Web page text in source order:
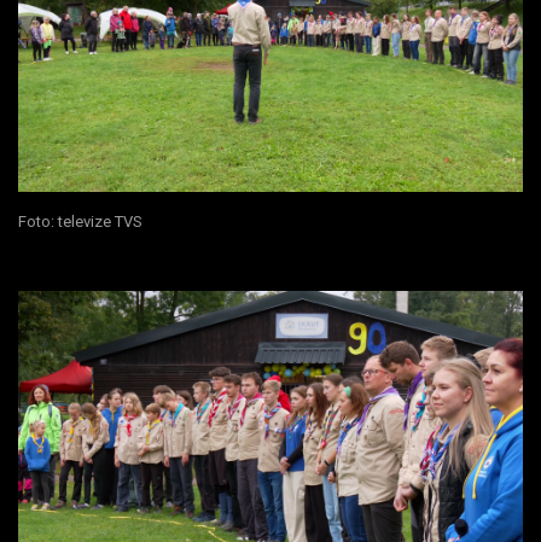
Foto: televize TVS